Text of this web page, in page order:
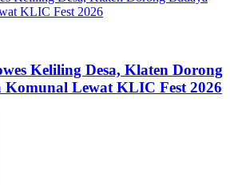
Keliling Desa, Klaten Dorong
Komunal Lewat KLIC Fest 2026